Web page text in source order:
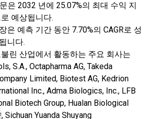
은 2032 년에 25.07%의 최대 수익 지
예상됩니다.
은 예측 기간 동안 7.70%의 CAGR로 성
니다.
린 산업에서 활동하는 주요 회사는
S.A., Octapharma AG, Takeda
Limited, Biotest AG, Kedrion
Inc., Adma Biologics, Inc., LFB
Biotech Group, Hualan Biological
Sichuan Yuanda Shuyang